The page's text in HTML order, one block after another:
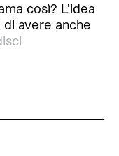
così? L’idea
avere anche